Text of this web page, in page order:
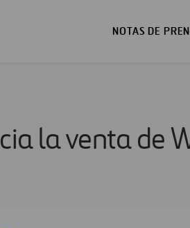
NOTAS DE
la venta de